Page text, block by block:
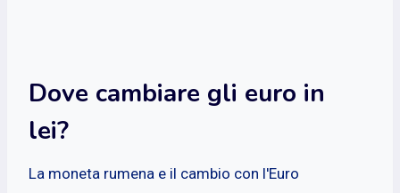
Dove cambiare gli euro in
lei?
La moneta rumena e il cambio con l'Euro